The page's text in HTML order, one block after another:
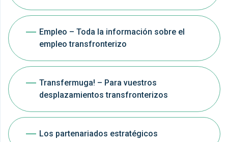
Empleo – Toda la información sobre el
empleo transfronterizo
Transfermuga! – Para vuestros
desplazamientos transfronterizos
Los partenariados estratégicos